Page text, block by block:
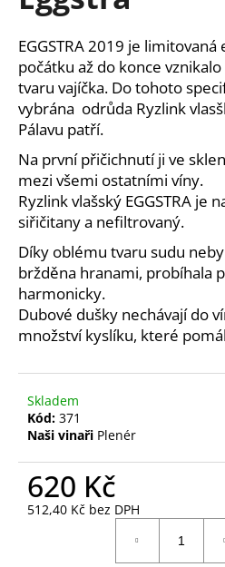
z
5
hvězdiček.
EGGSTRA 2019 je limitovaná
počátku až do konce
tvaru vajíčka. Do tohoto
vybrána odrůda Ryzlink
Pálavu patří.
Na první přičichnutí ji ve
mezi všemi ostatními víny.
Ryzlink vlašský EGGSTRA je
siřičitany a nefiltrovaný.
Díky oblému tvaru sudu
bržděna hranami, probíhala
harmonicky.
Dubové dušky nechávají do
množství kyslíku, které
Skladem
Kód: 371
Naši vinaři Plenér
620 Kč
512,40 Kč bez DPH
j
í
t
?
HLEDAT
D
o
p
r
u
e
m
e